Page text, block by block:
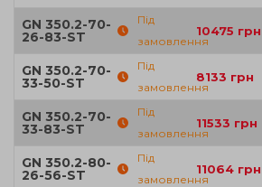
GN 350.2-70-
26-83-ST
Під
замовлення
10475 грн
GN 350.2-70-
33-50-ST
Під
замовлення
8133 грн
GN 350.2-70-
33-83-ST
Під
замовлення
11533 грн
GN 350.2-80-
26-56-ST
Під
замовлення
11064 грн